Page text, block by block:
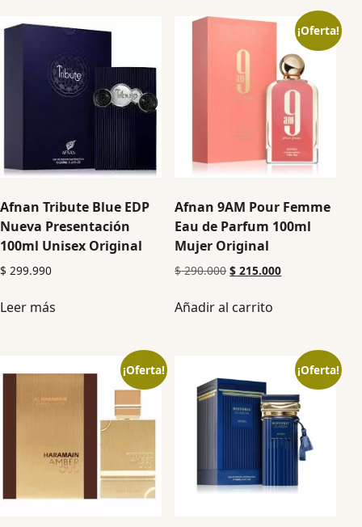
Afnan Tribute Blue EDP
Nueva Presentación
100ml Unisex Original
$ 299.990
Leer más
¡Oferta!
Afnan 9AM Pour Femme
Eau de Parfum 100ml
Mujer Original
$290.000 $ 215.000
Añadir al carrito
¡Oferta! ¡Oferta!